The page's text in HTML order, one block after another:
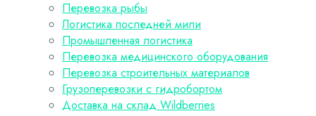
Перевозка рыбы
Логистика последней мили
Промышленная логистика
Перевозка медицинского оборудования
Перевозка строительных материалов
Грузоперевозки с гидробортом
Доставка на склад Wildberries